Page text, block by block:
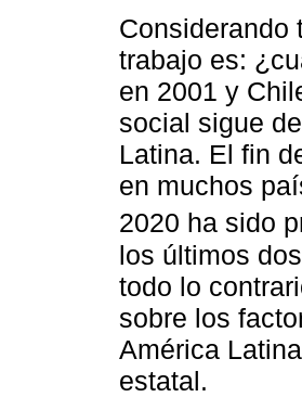
Considerando
trabajo es:
en 2001 y
social sigue
Latina. El fin
en muchos
2020 ha sido
los últimos
todo lo
sobre los
América
estatal.